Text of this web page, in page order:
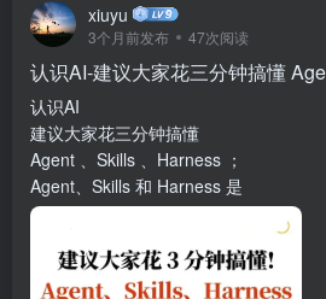
xiuyu
3个月前发布 47次阅读
认识AI-建议大家花三分钟搞懂
认识AI
建议大家花三分钟搞懂
Agent 、Skills 、Harness ；
Agent、Skills 和 Harness 是